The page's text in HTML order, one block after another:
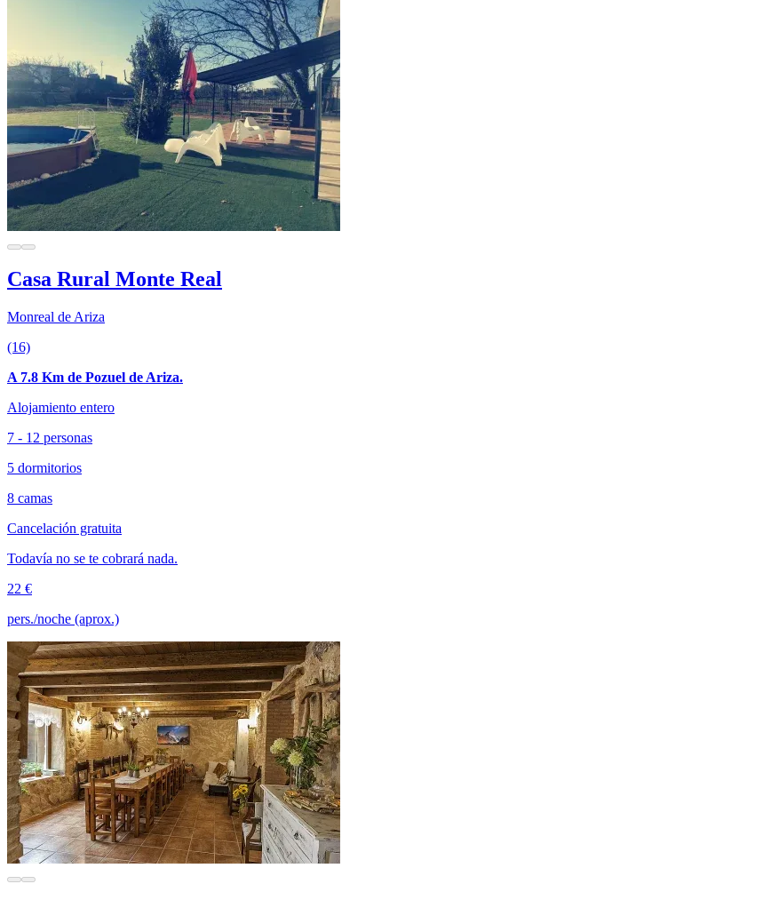
Casa Rural Monte Real
Monreal de Ariza
(16)
A 7.8 Km de Pozuel de Ariza.
Alojamiento entero
7 - 12 personas
5 dormitorios
8 camas
Cancelación gratuita
Todavía no se te cobrará nada.
22 €
pers./noche (aprox.)